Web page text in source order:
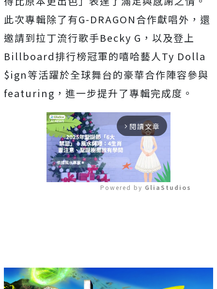
此次專輯除了有G-DRAGON合作獻唱外， 還
邀請到拉丁流行歌手Becky G ，以及登上
Billboard排行榜冠軍的嘻哈藝人Ty Dolla
$ign等活躍於全球舞台的豪華合作陣容參與
featuring ，進一步提升了專輯完成度。
arrow_forward_ios 閱讀文章
Powered by GliaStudios